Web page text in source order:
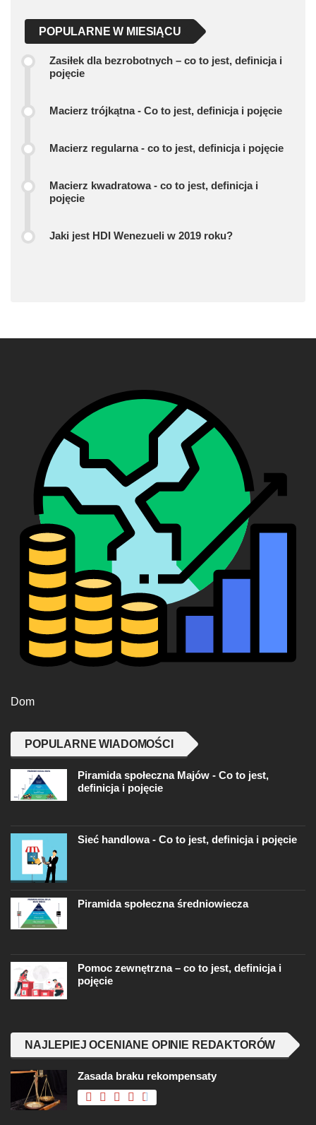
POPULARNE W MIESIĄCU
Zasiłek dla bezrobotnych – co to jest, definicja i
pojęcie
Macierz trójkątna - Co to jest, definicja i pojęcie
Macierz regularna - co to jest, definicja i pojęcie
Macierz kwadratowa - co to jest, definicja i
pojęcie
Jaki jest HDI Wenezueli w 2019 roku?
Dom
POPULARNE WIADOMOŚCI
Piramida społeczna Majów - Co to jest,
definicja i pojęcie
Sieć handlowa - Co to jest, definicja i pojęcie
Piramida społeczna średniowiecza
Pomoc zewnętrzna – co to jest, definicja i
pojęcie
NAJLEPIEJ OCENIANE OPINIE REDAKTORÓW
Zasada braku rekompensaty